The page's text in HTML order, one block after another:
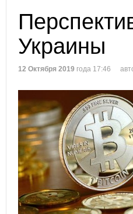
Украины
12 Октября 2019 года 17:46